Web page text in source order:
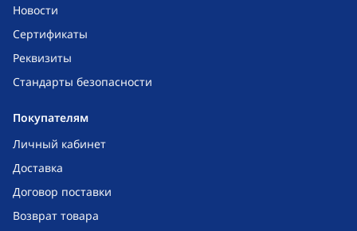
Новости
Сертификаты
Реквизиты
Стандарты безопасности
Покупателям
Личный кабинет
Доставка
Договор поставки
Возврат товара